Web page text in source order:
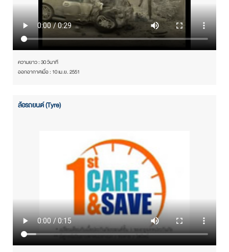
ความยาว : 30 วินาที
ออกอากาศเมื่อ : 10 เม.ย. 2551
ล้อรถยนต์ (Tyre)